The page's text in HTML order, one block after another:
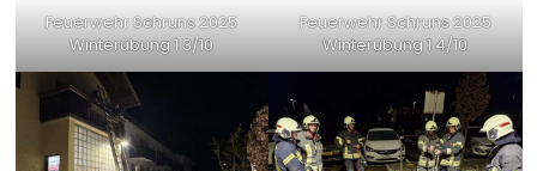
Feuerwehr Schruns 2025
Winterübung 1 3/10
Feuerwehr Schruns 2025
Winterübung 1 4/10